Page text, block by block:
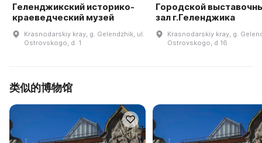
Геленджикский историко-
краеведческий музей
Krasnodarskiy kray, g. Gelendzhik, ul.
Ostrovskogo, d. 1
Городской
зал г.Геленджика
Krasnodarskiy kray, g.
Ostrovskogo, d 16
类似的博物馆